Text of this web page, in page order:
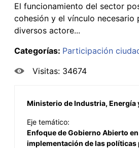
El funcionamiento del sector
cohesión y el vínculo necesario
diversos actore...
Categorías: Participación
Visitas: 34674
Ministerio de Industria, Energía
Eje temático:
Enfoque de Gobierno Abierto
implementación de las políticas